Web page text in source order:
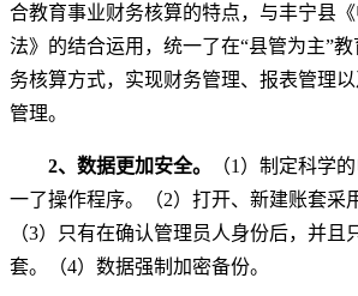
合教育事业财务核算的特点，与丰宁县
法》的结合运用，统一了在“县管为主”
务核算方式，实现财务管理、报表管理
管理。
2、数据更加安全。
（1）制定科学
一了操作程序。（2）打开、新建账套采
（3）只有在确认管理员人身份后，并且
套。（4）数据强制加密备份。